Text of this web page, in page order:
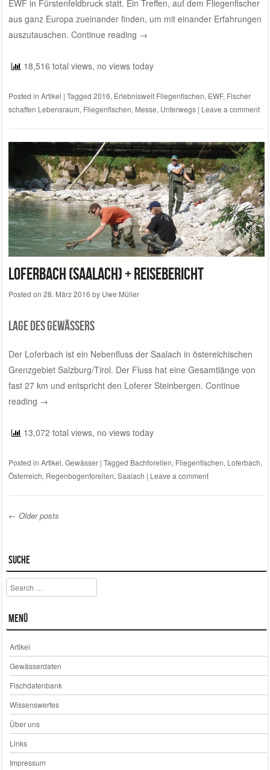
EWF in Fürstenfeldbruck statt. Ein Treffen, auf dem Fliegenfischer
aus ganz Europa zueinander finden, um mit einander Erfahrungen
auszutauschen. Continue reading →
18,516 total views, no views today
Posted in Artikel | Tagged 2016, Erlebniswelt Fliegenfischen, EWF, Fischer
schaffen Lebensraum, Fliegenfischen, Messe, Unterwegs | Leave a comment
Loferbach (Saalach) + Reisebericht
Posted on 28. März 2016 by Uwe Müller
Lage des Gewässers
Der Loferbach ist ein Nebenfluss der Saalach in östereichischen
Grenzgebiet Salzburg/Tirol. Der Fluss hat eine Gesamtlänge von
fast 27 km und entspricht den Loferer Steinbergen. Continue
reading →
13,072 total views, no views today
Posted in Artikel, Gewässer | Tagged Bachforellen, Fliegenfischen, Loferbach,
Österreich, Regenbogenforellen, Saalach | Leave a comment
← Older posts
Suche
Search
Menü
Artikel
Gewässerdaten
Fischdatenbank
Wissenswertes
Über uns
Links
Impressum